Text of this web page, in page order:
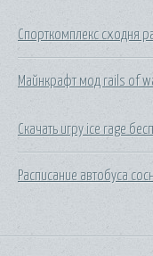
Спорткомплекс сходня
Майнкрафт мод rails of
Скачать игру ice rage
Расписание автобуса